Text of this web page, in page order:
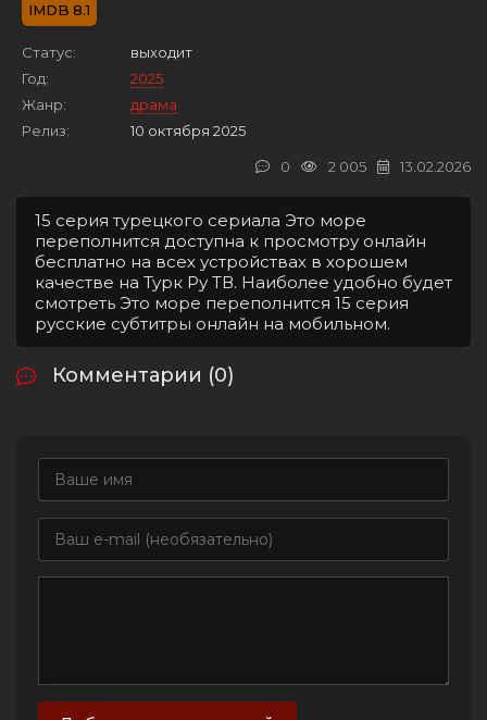
8.1
Статус:
выходит
Год:
2025
Жанр:
драма
Релиз:
10 октября 2025
13.02.2026
2 005
0
15 серия турецкого сериала Это море
переполнится доступна к просмотру онлайн
бесплатно на всех устройствах в хорошем
качестве на Турк Ру ТВ. Наиболее удобно будет
смотреть Это море переполнится 15 серия
русские субтитры онлайн на мобильном.
Комментарии (0)